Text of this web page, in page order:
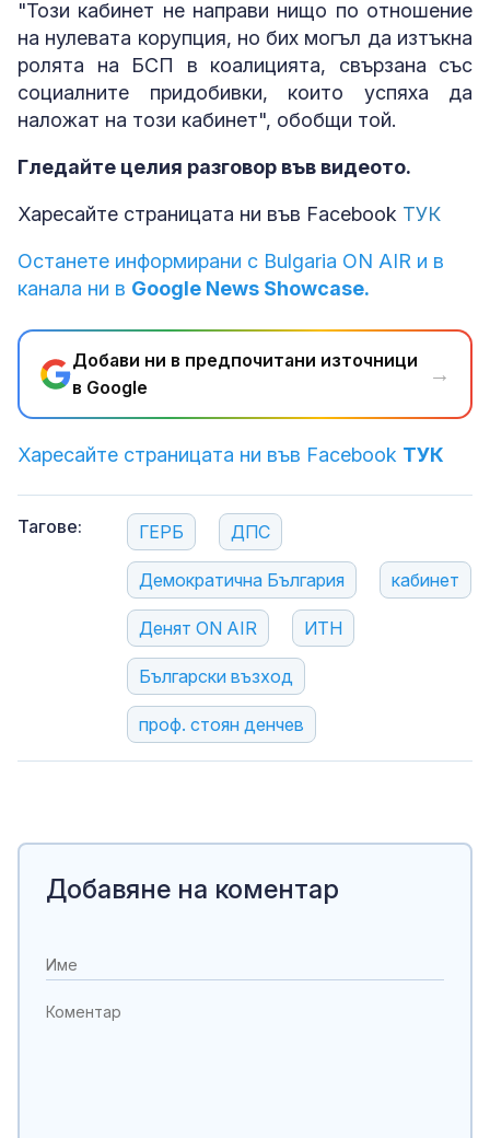
"Този кабинет не направи нищо по отношение
на нулевата корупция, но бих могъл да изтъкна
ролята на БСП в коалицията, свързана със
социалните придобивки, които успяха да
наложат на този кабинет", обобщи той.
Гледайте целия разговор във видеото.
Харесайте страницата ни във Facebook ТУК
Останете информирани с Bulgaria ON AIR и в
канала ни в Google News Showcase.
Добави ни в предпочитани източници
в Google
→
Харесайте страницата ни във Facebook ТУК
Тагове: ГЕРБ ДПС
Демократична България кабинет
Денят ON AIR ИТН
Български възход
проф. стоян денчев
Добавяне на коментар